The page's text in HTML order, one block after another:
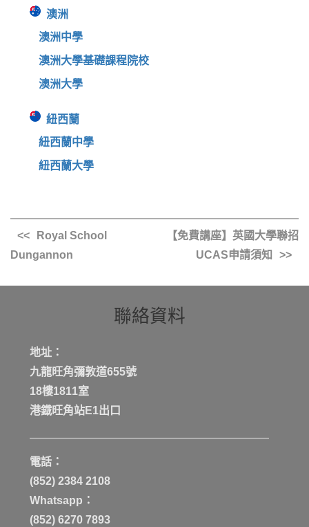
澳洲
澳洲中學
澳洲大學基礎課程院校
澳洲大學
紐西蘭
紐西蘭中學
紐西蘭大學
Royal School
Dungannon
【免費講座】英國大學聯招
UCAS申請須知
聯絡資料
地址：
九龍旺角彌敦道655號
18樓1811室
港鐡旺角站E1出口
電話：
(852) 2384 2108
Whatsapp：
(852) 6270 7893